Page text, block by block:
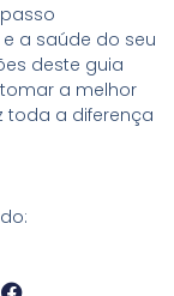
a saúde do seu
deste guia
a melhor
toda a diferença